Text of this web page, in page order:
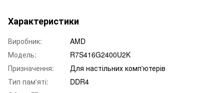
Характеристики
Виробник:
AMD
Модель:
R7S416G2400U2K
Призначення:
Для настільних комп'ютерів
Тип пам'яті:
DDR4